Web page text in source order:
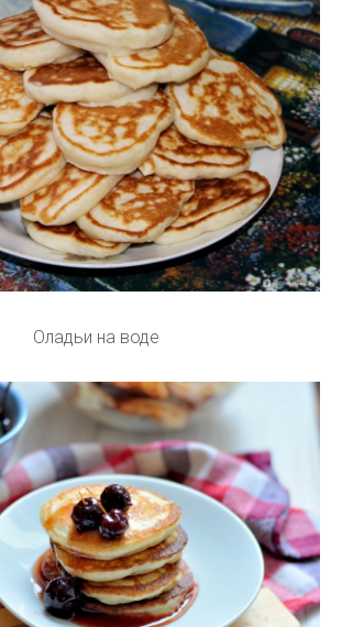
Оладьи на воде